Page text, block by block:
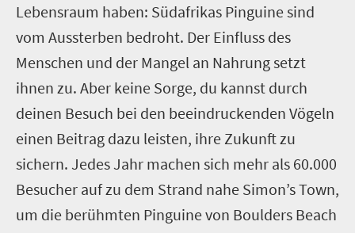
Lebensraum haben: Südafrikas Pinguine sind
vom Aussterben bedroht. Der Einfluss des
Menschen und der Mangel an Nahrung setzt
ihnen zu. Aber keine Sorge, du kannst durch
deinen Besuch bei den beeindruckenden Vögeln
einen Beitrag dazu leisten, ihre Zukunft zu
sichern. Jedes Jahr machen sich mehr als 60.000
Besucher auf zu dem Strand nahe Simon’s Town,
um die berühmten Pinguine von Boulders Beach